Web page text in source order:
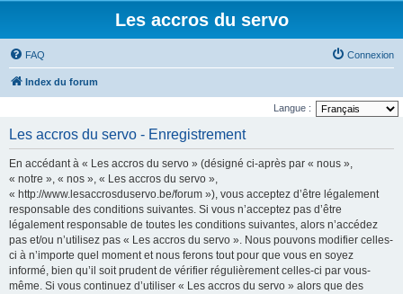
Les accros du servo
FAQ Connexion
Index du forum
Langue :
Les accros du servo - Enregistrement
En accédant à « Les accros du servo » (désigné ci-après par « nous »,
« notre », « nos », « Les accros du servo »,
« http://www.lesaccrosduservo.be/forum »), vous acceptez d’être légalement
responsable des conditions suivantes. Si vous n’acceptez pas d’être
légalement responsable de toutes les conditions suivantes, alors n’accédez
pas et/ou n’utilisez pas « Les accros du servo ». Nous pouvons modifier celles-
ci à n’importe quel moment et nous ferons tout pour que vous en soyez
informé, bien qu’il soit prudent de vérifier régulièrement celles-ci par vous-
même. Si vous continuez d’utiliser « Les accros du servo » alors que des